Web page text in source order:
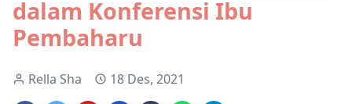
dalam Konferensi Ibu
Pembaharu
Rella Sha 18 Des, 2021